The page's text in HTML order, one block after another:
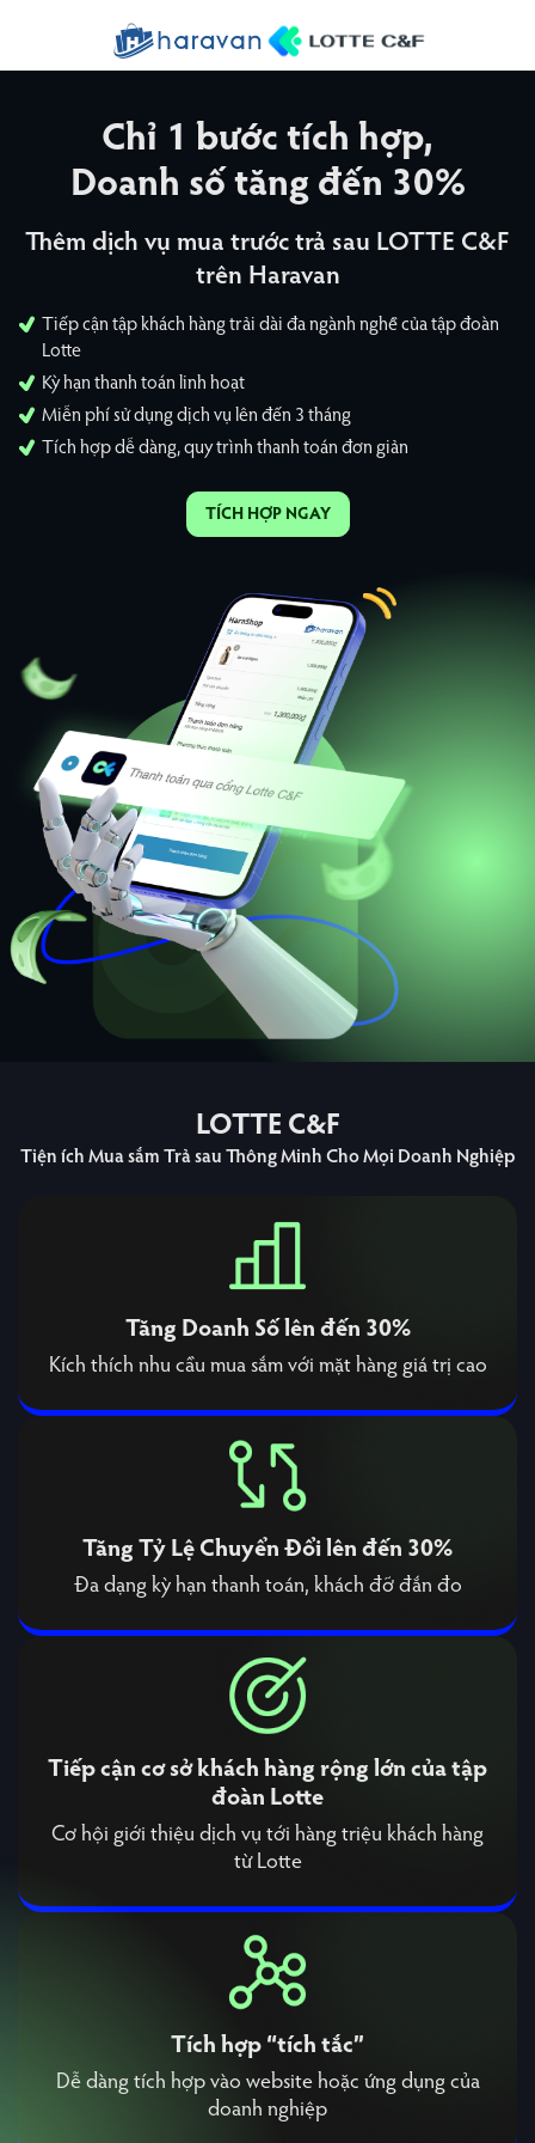
Chỉ 1 bước tích hợp,
Doanh số tăng đến 30%
Thêm dịch vụ mua trước trả sau LOTTE C&F
trên Haravan
Tiếp cận tập khách hàng trải dài đa ngành nghề của tập đoàn
Lotte
Kỳ hạn thanh toán linh hoạt
Miễn phí sử dụng dịch vụ lên đến 3 tháng
Tích hợp dễ dàng, quy trình thanh toán đơn giản
TÍCH HỢP NGAY
LOTTE C&F
Tiện ích Mua sắm Trả sau Thông Minh ChoMọi Doanh Nghiệp
Tăng Doanh Số lên đến 30%
Kích thích nhu cầu mua sắm với mặt hàng giá trị cao
Tăng Tỷ Lệ Chuyển Đổi lên đến 30%
Đa dạng kỳ hạn thanh toán, khách đỡ đắn đo
Tiếp cận cơ sở khách hàng rộng lớn của tập
đoàn Lotte
Cơ hội giới thiệu dịch vụ tới hàng triệu khách hàng
từ Lotte
Tích hợp “tích tắc”
Dễ dàng tích hợp vào website hoặc ứng dụng của
doanh nghiệp